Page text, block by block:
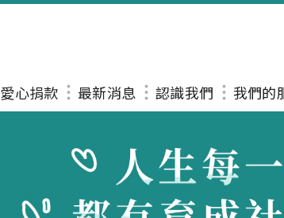
愛心捐款 最新消息 認識我們 我們的